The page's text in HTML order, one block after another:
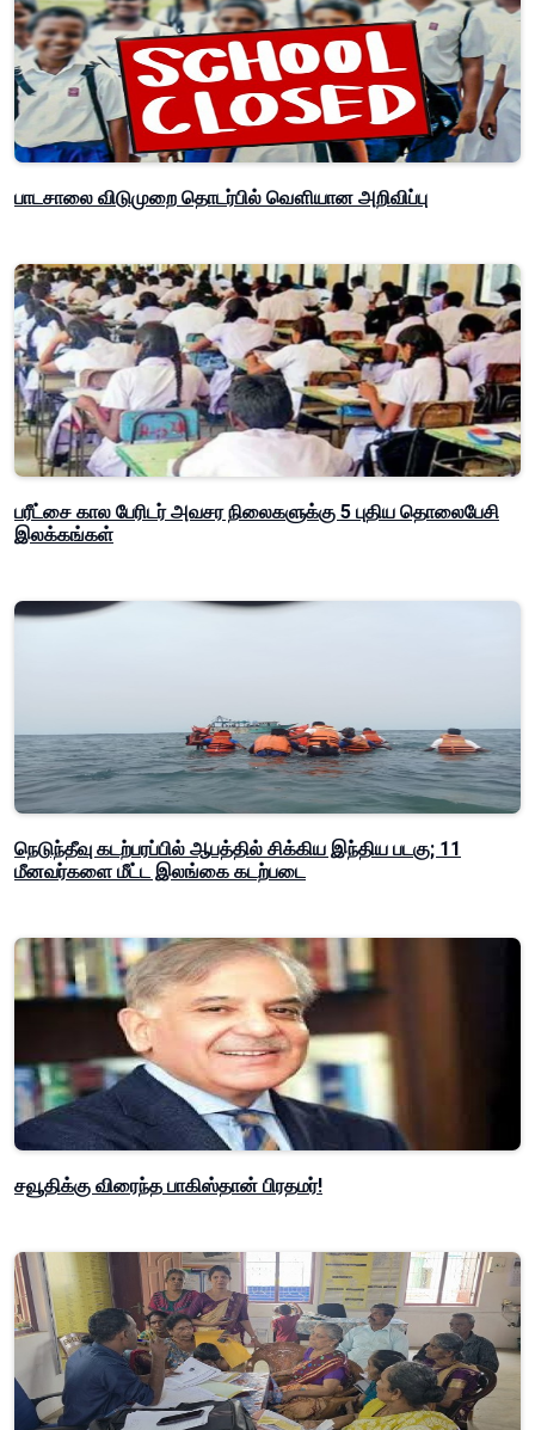
பாடசாலை விடுமுறை தொடர்பில் வௌியான அறிவிப்பு
பரீட்சை கால பேரிடர் அவசர நிலைகளுக்கு 5 புதிய தொலைபேசி
இலக்கங்கள்
நெடுந்தீவு கடற்பரப்பில் ஆபத்தில் சிக்கிய இந்திய படகு; 11
மீனவர்களை மீட்ட இலங்கை கடற்படை
சவூதிக்கு விரைந்த பாகிஸ்தான் பிரதமர்!